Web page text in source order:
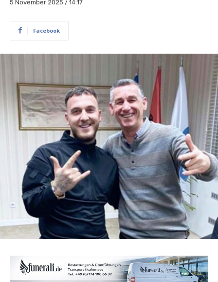
5 November 2025 / 14:17
Facebook